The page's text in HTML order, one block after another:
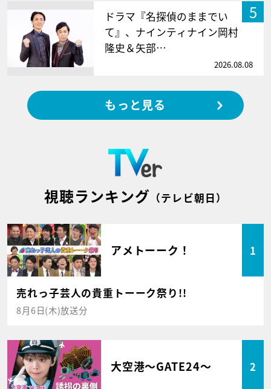
5
ドラマ『名探偵のままでい
て』、ナインティナイン岡村
隆史＆矢部…
2026.08.08
もっと見る
視聴ランキング （テレビ朝日）
アメトーーク！ 1
売れっ子芸人の貴重トーーク祭り!!
8月6日(木)放送分
大空港～GATE24～ 2